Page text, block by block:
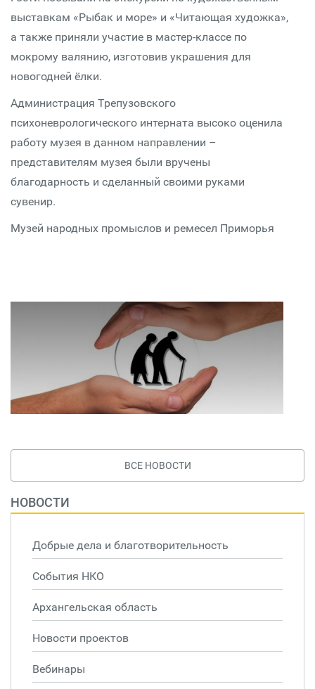
выставкам «Рыбак и море» и «Читающая художка»,
а также приняли участие в мастер-классе по
мокрому валянию, изготовив украшения для
новогодней ёлки.
Администрация Трепузовского
психоневрологического интерната высоко оценила
работу музея в данном направлении –
представителям музея были вручены
благодарность и сделанный своими руками
сувенир.
Музей народных промыслов и ремесел Приморья
ВСЕ НОВОСТИ
НОВОСТИ
Добрые дела и благотворительность
События НКО
Архангельская область
Новости проектов
Вебинары